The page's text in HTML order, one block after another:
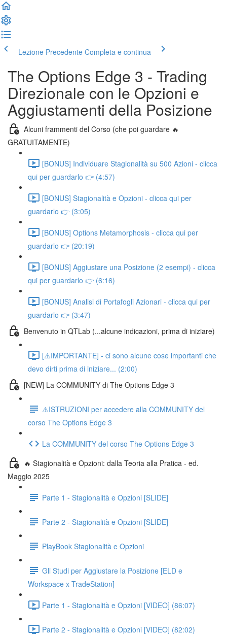
Lezione Precedente Completa e continua
The Options Edge 3 - Trading
Direzionale con le Opzioni e
Aggiustamenti della Posizione
Alcuni frammenti del Corso (che poi guardare 🔥
GRATUITAMENTE)
[BONUS] Individuare Stagionalità su 500 Azioni - clicca
qui per guardarlo 👉 (4:57)
[BONUS] Stagionalità e Opzioni - clicca qui per
guardarlo 👉 (3:05)
[BONUS] Options Metamorphosis - clicca qui per
guardarlo 👉 (20:19)
[BONUS] Aggiustare una Posizione (2 esempi) - clicca
qui per guardarlo 👉 (6:16)
[BONUS] Analisi di Portafogli Azionari - clicca qui per
guardarlo 👉 (3:47)
Benvenuto in QTLab (...alcune indicazioni, prima di iniziare)
[⚠️IMPORTANTE] - ci sono alcune cose importanti che
devo dirti prima di iniziare... (2:00)
[NEW] La COMMUNITY di The Options Edge 3
⚠️ISTRUZIONI per accedere alla COMMUNITY del
corso The Options Edge 3
La COMMUNITY del corso The Options Edge 3
🔥 Stagionalità e Opzioni: dalla Teoria alla Pratica - ed.
Maggio 2025
Parte 1 - Stagionalità e Opzioni [SLIDE]
Parte 2 - Stagionalità e Opzioni [SLIDE]
PlayBook Stagionalità e Opzioni
Gli Studi per Aggiustare la Posizione [ELD e
Workspace x TradeStation]
Parte 1 - Stagionalità e Opzioni [VIDEO] (86:07)
Parte 2 - Stagionalità e Opzioni [VIDEO] (82:02)